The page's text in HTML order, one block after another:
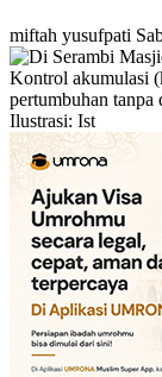
miftah yusufpati
Kontrol akumulasi
pertumbuhan
Ilustrasi: Ist